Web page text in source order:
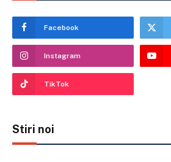
Facebook
Instagram
TikTok
Stiri noi